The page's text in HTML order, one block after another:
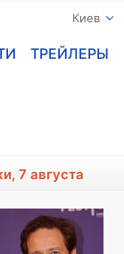
Киев
ТРЕЙЛЕРЫ
7 августа